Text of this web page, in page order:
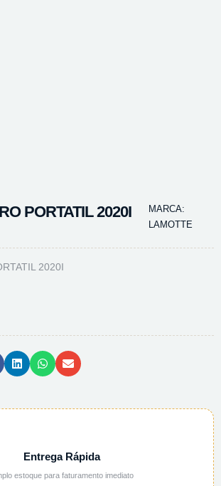
PORTATIL 2020I
MARCA:
LAMOTTE
2020I
Entrega Rápida
estoque para faturamento imediato